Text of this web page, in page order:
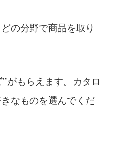
の分野で商品を取り
がもらえます。カタロ
なものを選んでくだ